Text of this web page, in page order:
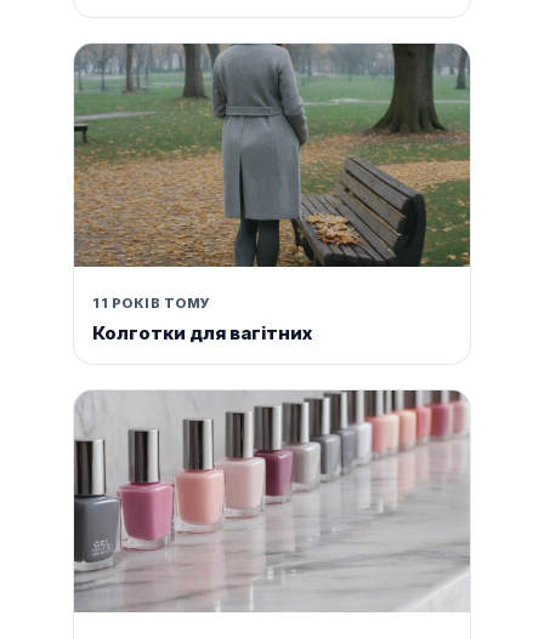
11 РОКІВ ТОМУ
Колготки для вагітних